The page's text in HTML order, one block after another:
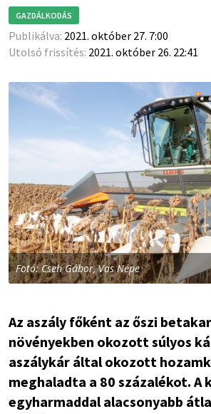
GAZDÁLKODÁS
Publikálva: 2021. október 27. 7:00
Utolsó frissítés: 2021. október 26. 22:41
Fotó: Cseh Gábor, Vas Népe
Az aszály főként az őszi
növényekben okozott súlyos
aszálykár által okozott
meghaladta a 80 százalékot. A
egyharmaddal alacsonyabb